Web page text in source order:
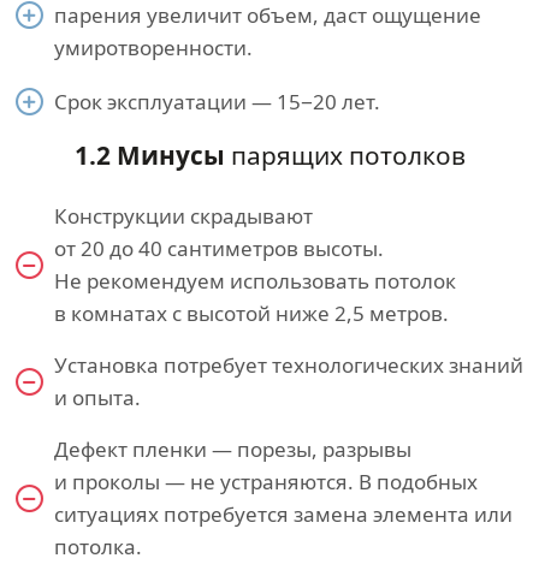
парения увеличит объем, даст ощущение
умиротворенности.
Срок эксплуатации — 15−20 лет.
1.2 Минусы парящих потолков
Конструкции скрадывают
от 20 до 40 сантиметров высоты.
Не рекомендуем использовать потолок
в комнатах с высотой ниже 2,5 метров.
Установка потребует технологических знаний
и опыта.
Дефект пленки — порезы, разрывы
и проколы — не устраняются. В подобных
ситуациях потребуется замена элемента или
потолка.